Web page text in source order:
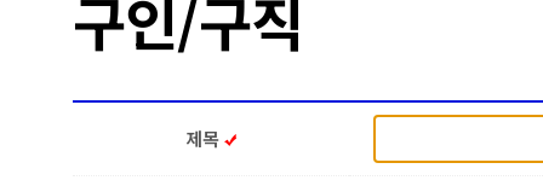
구인/구직
제목